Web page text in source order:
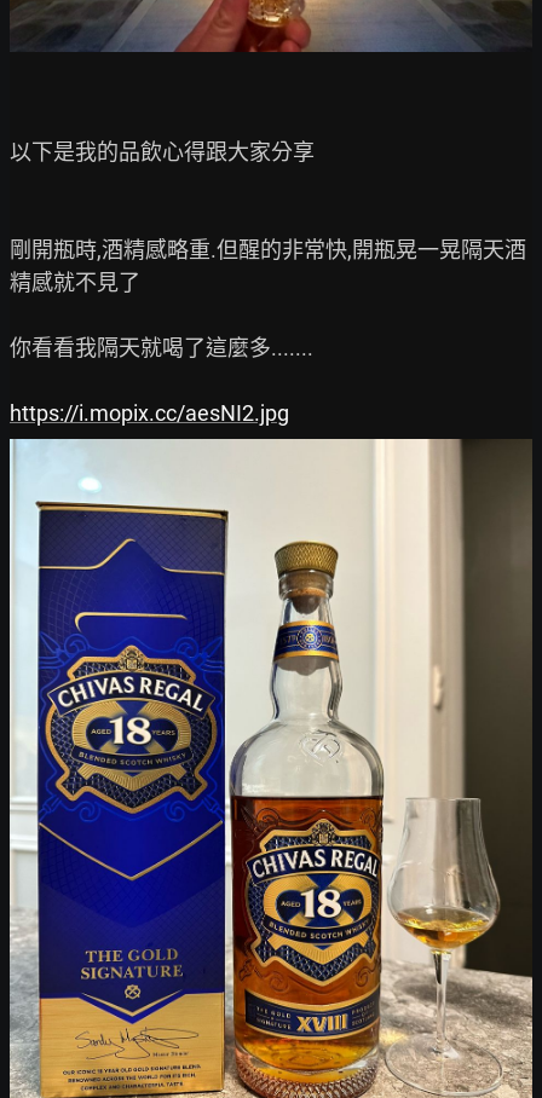
以下是我的品飲心得跟大家分享
剛開瓶時,酒精感略重.但醒的非常快,開瓶晃一晃隔天酒
精感就不見了
你看看我隔天就喝了這麼多.......
https://i.mopix.cc/aesNI2.jpg